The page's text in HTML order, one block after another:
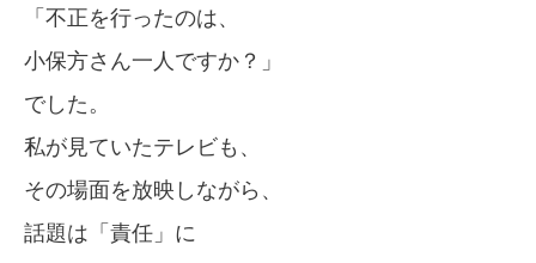
「不正を行ったのは、
小保方さん一人ですか？」
でした。
私が見ていたテレビも、
その場面を放映しながら、
話題は「責任」に